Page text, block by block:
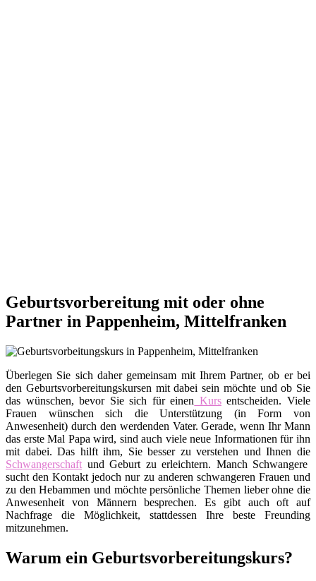
Geburtsvorbereitung mit oder ohne
Partner in Pappenheim, Mittelfranken
Überlegen Sie sich daher gemeinsam mit Ihrem Partner, ob er bei
den Geburtsvorbereitungskursen mit dabei sein möchte und ob Sie
das wünschen, bevor Sie sich für einen Kursentscheiden. Viele
Frauen wünschen sich die Unterstützung (in Form von
Anwesenheit) durch den werdenden Vater. Gerade, wenn Ihr Mann
das erste Mal Papa wird, sind auch viele neue Informationen für ihn
mit dabei. Das hilft ihm, Sie besser zu verstehen und Ihnen die
Schwangerschaft und Geburt zu erleichtern. Manch Schwangere
sucht den Kontakt jedoch nur zu anderen schwangeren Frauen und
zu den Hebammen und möchte persönliche Themen lieber ohne die
Anwesenheit von Männern besprechen. Es gibt auch oft auf
Nachfrage die Möglichkeit, stattdessen Ihre beste Freunding
mitzunehmen.
Warum ein Geburtsvorbereitungskurs?